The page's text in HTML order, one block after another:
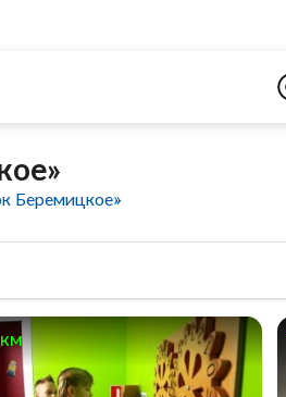
Беремицкое»